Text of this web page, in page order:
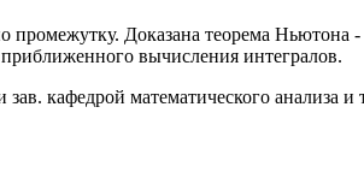
промежутку. Доказана теорема
вычисления интегралов.
кафедрой математического